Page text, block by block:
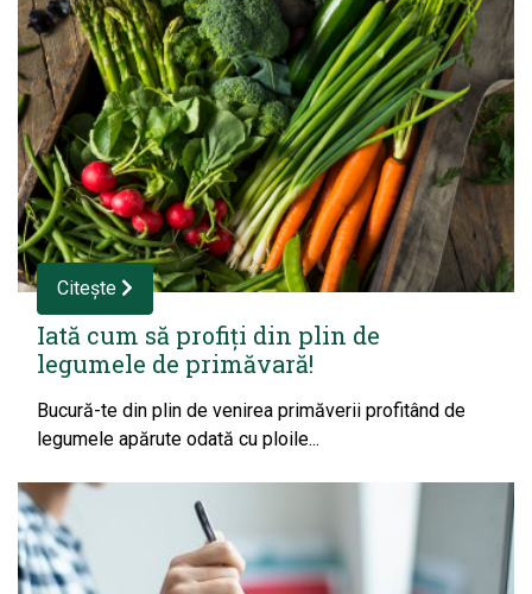
Citește
Iată cum să profiți din plin de
legumele de primăvară!
Bucură-te din plin de venirea primăverii profitând de
legumele apărute odată cu ploile...